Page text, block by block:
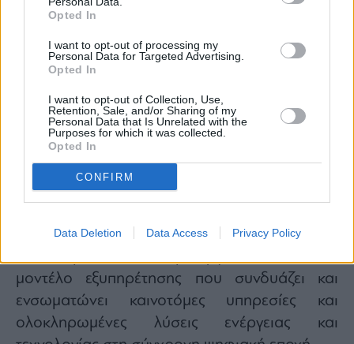
Opted In
I want to opt-out of processing my
Personal Data for Targeted Advertising.
Opted In
I want to opt-out of Collection, Use,
Retention, Sale, and/or Sharing of my
Personal Data that Is Unrelated with the
Purposes for which it was collected.
Opted In
CONFIRM
Data Deletion Data Access Privacy Policy
Με την ανάπτυξη της Tech Living Zone, η ΔΕΗ
ενισχύει τη σύνδεση ενέργειας και τεχνολογίας
στην καθημερινότητα των πελατών της,
επεκτείνοντας τον ρόλο του φυσικού
καταστήματος σε ένα σύγχρονο σημείο
παροχής ολοκληρωμένων λύσεων. Έχοντας
στο επίκεντρο, η ΔΕΗ μετασχηματίζει τα
μοντέλο εξυπηρέτησης που συνδυάζει και
ενσωματώνει καινοτόμες υπηρεσίες και
ολοκληρωμένες λύσεις ενέργειας και